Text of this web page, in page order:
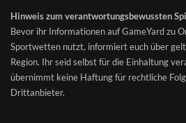
Hinweis zum verantwortungsbewussten
Bevor ihr Informationen auf GameYard zu
Sportwetten nutzt, informiert euch über
Region. Ihr seid selbst für die Einhaltung
übernimmt keine Haftung für rechtliche
Drittanbieter.